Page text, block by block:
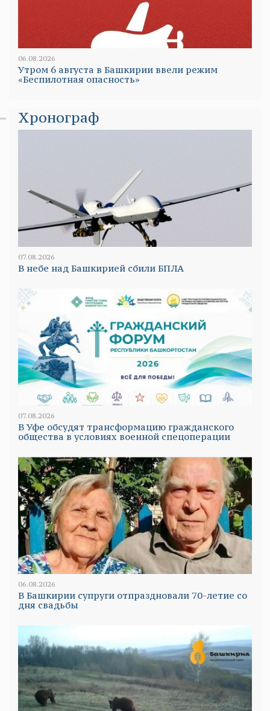
06.08.2026
Утром 6 августа в Башкирии ввели режим
«Беспилотная опасность»
Хронограф
07.08.2026
В небе над Башкирией сбили БПЛА
07.08.2026
В Уфе обсудят трансформацию гражданского
общества в условиях военной спецоперации
06.08.2026
В Башкирии супруги отпраздновали 70-летие со
дня свадьбы